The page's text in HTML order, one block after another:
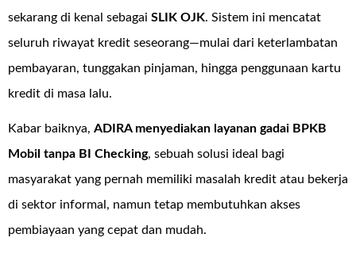
sekarang di kenal sebagai SLIK OJK. Sistem ini mencatat
seluruh riwayat kredit seseorang—mulai dari keterlambatan
pembayaran, tunggakan pinjaman, hingga penggunaan kartu
kredit di masa lalu.
Kabar baiknya, ADIRA menyediakan layanan gadai BPKB
Mobil tanpa BI Checking, sebuah solusi ideal bagi
masyarakat yang pernah memiliki masalah kredit atau bekerja
di sektor informal, namun tetap membutuhkan akses
pembiayaan yang cepat dan mudah.